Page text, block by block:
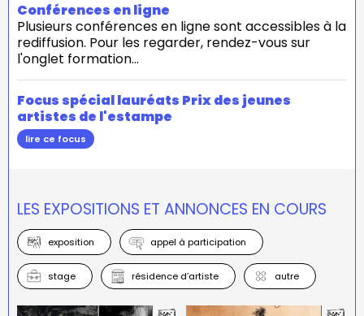
Conférences en ligne
Plusieurs conférences en ligne sont accessibles à la
rediffusion. Pour les regarder, rendez-vous sur
l'onglet formation...
Focus spécial lauréats Prix des jeunes
artistes de l'estampe
lire ce focus
LES EXPOSITIONS ET ANNONCES EN COURS
exposition appel à participation
stage résidence d’artiste autre